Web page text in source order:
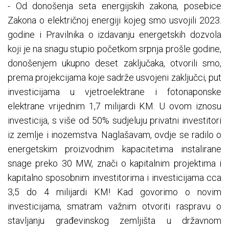
- Od donošenja seta energijskih zakona, posebice
Zakona o električnoj energiji kojeg smo usvojili 2023.
godine i Pravilnika o izdavanju energetskih dozvola
koji je na snagu stupio početkom srpnja prošle godine,
donošenjem ukupno deset zaključaka, otvorili smo,
prema projekcijama koje sadrže usvojeni zaključci, put
investicijama u vjetroelektrane i fotonaponske
elektrane vrijednim 1,7 milijardi KM. U ovom iznosu
investicija, s više od 50% sudjeluju privatni investitori
iz zemlje i inozemstva. Naglašavam, ovdje se radilo o
energetskim proizvodnim kapacitetima instalirane
snage preko 30 MW, znači o kapitalnim projektima i
kapitalno sposobnim investitorima i investicijama cca
3,5 do 4 milijardi KM! Kad govorimo o novim
investicijama, smatram važnim otvoriti raspravu o
stavljanju građevinskog zemljišta u državnom